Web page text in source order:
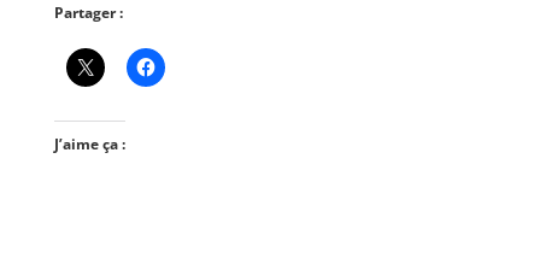
Partager :
J’aime ça :